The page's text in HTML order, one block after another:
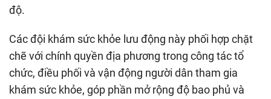
độ.
Các đội khám sức khỏe lưu động này phối hợp chặt
chẽ với chính quyền địa phương trong công tác tổ
chức, điều phối và vận động người dân tham gia
khám sức khỏe, góp phần mở rộng độ bao phủ và